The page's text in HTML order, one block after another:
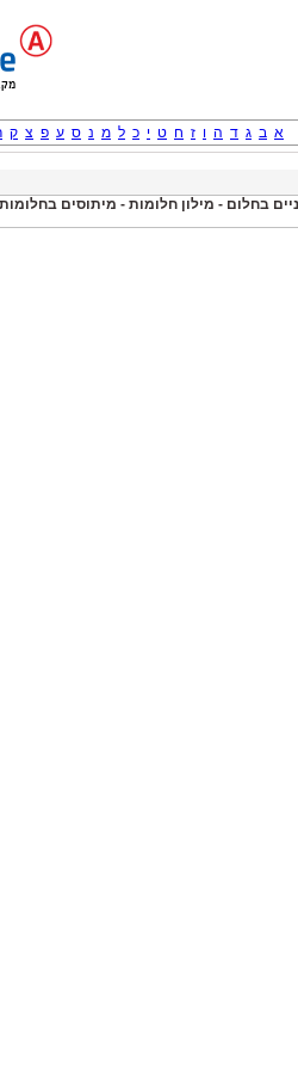
א ב ג ד ה ו ז ח ט י כ ל מ נ ס ע פ צ ק
בחלום - מילון חלומות - מיתוסים בחלומות